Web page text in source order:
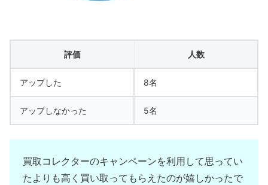
評価 人数
アップした 8名
アップしなかった 5名
買取コレクターのキャンペーンを利用して思ってい
たよりも高く買い取ってもらえたのが嬉しかったで